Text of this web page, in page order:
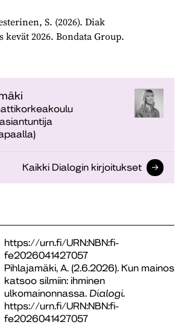
S. (2026). Diak
2026. Bondata Group.
Kaikki Dialogin kirjoitukset
https://urn.fi/URN:NBN:fi-
fe2026041427057
Pihlajamäki, A. (2.6.2026). Kun mainos
katsoo silmiin: ihminen
ulkomainonnassa. Dialogi.
https://urn.fi/URN:NBN:fi-
fe2026041427057